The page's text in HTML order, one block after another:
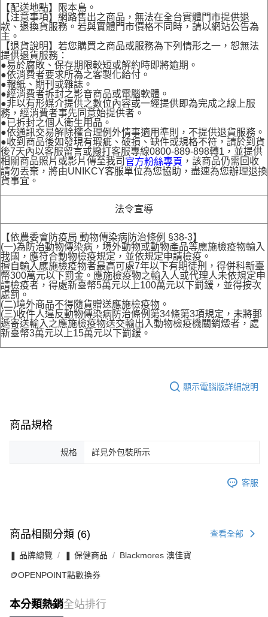
【配送地點】限本島。
【注意事項】網路售出之商品，無法在全台實體門市提供退
款、退換貨服務。若與實體門市價格不同時，請以網站公告為
主。
【退貨說明】若您購買之商品或服務為下列情形之一，恕無法
提供退貨服務：
●易於腐敗、保存期限較短或解約時即將逾期。
●依消費者要求所為之客製化給付。
●報紙、期刊或雜誌。
●經消費者拆封之影音商品或電腦軟體。
●非以有形媒介提供之數位內容或一經提供即為完成之線上服
務，經消費者事先同意始提供者。
●已拆封之個人衛生用品。
●依通訊交易解除權合理例外情事適用準則，不提供退貨服務。
●收到商品後如發現有瑕疵、破損、缺件或規格不符，請於到貨
後7天內以客服留言或撥打客服專線0800-889-898轉1，並提供
相關商品照片或影片傳至我司 官方粉絲專頁 ，該商品仍需回收
請勿丟棄，將由UNIKCY客服單位為您協助，盡速為您辦理退換
貨事宜。
法令宣導
【依農委會防疫局 動物傳染病防治條例 §38-3】
(一)為防治動物傳染病，境外動物或動物產品等應施檢疫物輸入
我國，應符合動物檢疫規定，並依規定申請檢疫。
擅自輸入應施檢疫物者最高可處7年以下有期徒刑，得併科新臺
幣300萬元以下罰金。應施檢疫物之輸入人或代理人未依規定申
請檢疫者，得處新臺幣5萬元以上100萬元以下罰鍰，並得按次
處罰。
(二)境外商品不得隨貨贈送應施檢疫物。
(三)收件人違反動物傳染病防治條例第34條第3項規定，未將郵
遞寄送輸入之應施檢疫物送交輸出入動物檢疫機關銷燬者，處
新臺幣3萬元以上15萬元以下罰鍰。
顯示電腦版詳細說明
商品規格
規格 詳見外包裝所示
客服
商品相關分類 (6) 查看全部
❚ 品牌總覽 ❚ 保健商品 Blackmores 澳佳寶
🪙OPENPOINT點數換券
本分類熱銷全站排行